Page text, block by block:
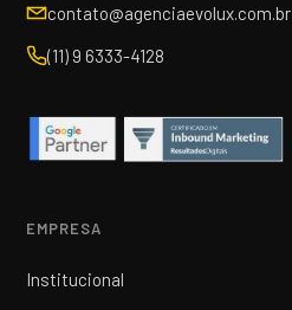
contato@agenciaevolux.com.br
(11) 9 6333-4128
EMPRESA
Institucional